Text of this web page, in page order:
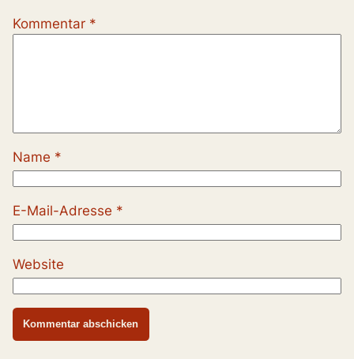
Kommentar *
Name *
E-Mail-Adresse *
Website